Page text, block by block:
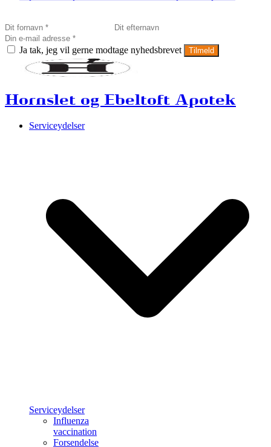
Ja tak, jeg vil gerne modtage nyhedsbrevet Tilmeld
Hornslet og Ebeltoft Apotek
Serviceydelser
Serviceydelser
Influenza
vaccination
Forsendelse